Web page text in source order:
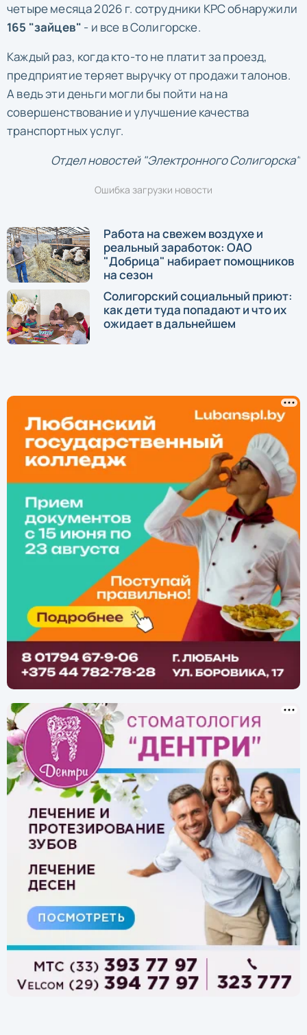
четыре месяца 2026 г. сотрудники КРС обнаружили
165 "зайцев" - и все в Солигорске.
Каждый раз, когда кто-то не платит за проезд,
предприятие теряет выручку от продажи талонов.
А ведь эти деньги могли бы пойти на на
совершенствование и улучшение качества
транспортных услуг.
Отдел новостей "Электронного Солигорска"
Ошибка загрузки новости
Работа на свежем воздухе и
реальный заработок: ОАО
"Добрица" набирает помощников
на сезон
Солигорский социальный приют:
как дети туда попадают и что их
ожидает в дальнейшем